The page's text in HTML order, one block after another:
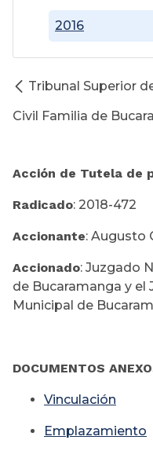
2016
Tribunal Superior
Civil Familia de
Acción de Tutela de
Radicado: 2018-472
Accionante: Augusto
Accionado: Juzgado
de Bucaramanga y el
Municipal de
DOCUMENTOS
Vinculación
Emplazamiento